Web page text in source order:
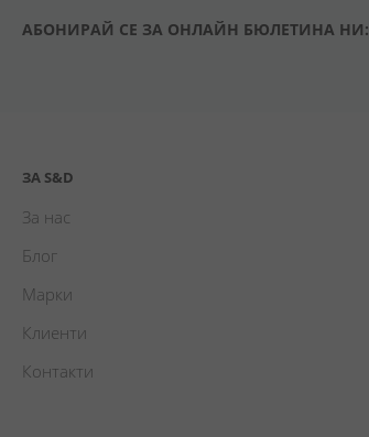
АБОНИРАЙ СЕ ЗА ОНЛАЙН БЮЛЕТИНА НИ:
ЗА S&D
За нас
Блог
Марки
Клиенти
Контакти